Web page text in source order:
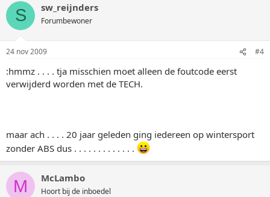
S sw_reijnders
Forumbewoner
24 nov 2009 #4
:hmmz . . . . tja misschien moet alleen de foutcode eerst
verwijderd worden met de TECH.
maar ach . . . . 20 jaar geleden ging iedereen op wintersport
zonder ABS dus . . . . . . . . . . . . .
M McLambo
Hoort bij de inboedel